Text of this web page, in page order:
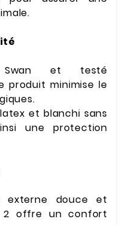
Swan et testé
produit minimise le
et blanchi sans
une protection
externe douce et
2 offre un confort